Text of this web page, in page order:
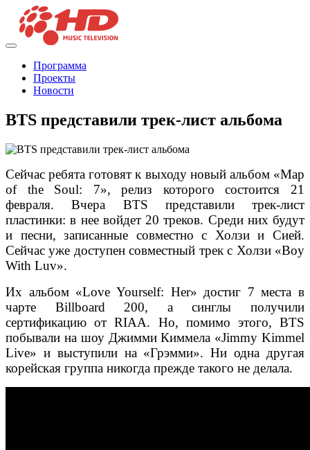
Программа
Проекты
Новости
BTS представили трек-лист альбома
Сейчас ребята готовят к выходу новый альбом «Map
of the Soul: 7», релиз которого состоится 21
февраля. Вчера BTS представили трек-лист
пластинки: в нее войдет 20 треков. Среди них будут
и песни, записанные совместно с Холзи и Сией.
Сейчас уже доступен совместный трек с Холзи «Boy
With Luv».
Их альбом «Love Yourself: Her» достиг 7 места в
чарте Billboard 200, а синглы получили
сертификацию от RIAA. Но, помимо этого, BTS
побывали на шоу Джимми Киммела «Jimmy Kimmel
Live» и выступили на «Грэмми». Ни одна другая
корейская группа никогда прежде такого не делала.